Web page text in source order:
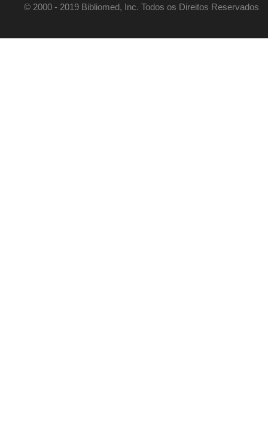
© 2000 - 2019 Bibliomed, Inc. Todos os Direitos Reservados